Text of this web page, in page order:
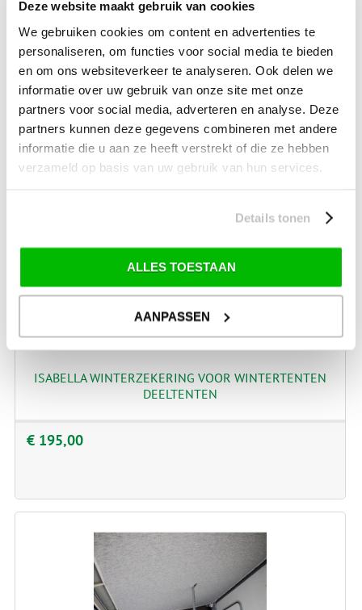
Deze website maakt gebruik van cookies
We gebruiken cookies om content en advertenties te
personaliseren, om functies voor social media te bieden
en om ons websiteverkeer te analyseren. Ook delen we
informatie over uw gebruik van onze site met onze
partners voor social media, adverteren en analyse. Deze
partners kunnen deze gegevens combineren met andere
informatie die u aan ze heeft verstrekt of die ze hebben
verzameld op basis van uw gebruik van hun services.
Details tonen
ALLES TOESTAAN
AANPASSEN
ISABELLA DEURMARKIES UNIVERSAL 360 EN 420 COAL
€ 258,00
ISABELLA WINTERZEKERING VOOR WINTERTENTEN
DEELTENTEN
€ 195,00